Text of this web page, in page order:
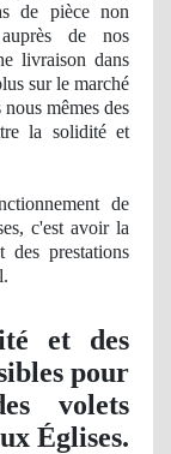
de pièce non
de nos
livraison dans
sur le marché
mêmes des
la solidité et
de
c'est avoir la
des prestations
é et des
pour
volets
Églises.